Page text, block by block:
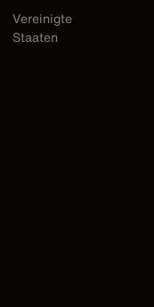
Vereinigte
Staaten